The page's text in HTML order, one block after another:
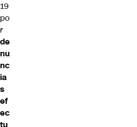
19
po
r
de
nu
nc
ia
s
ef
ec